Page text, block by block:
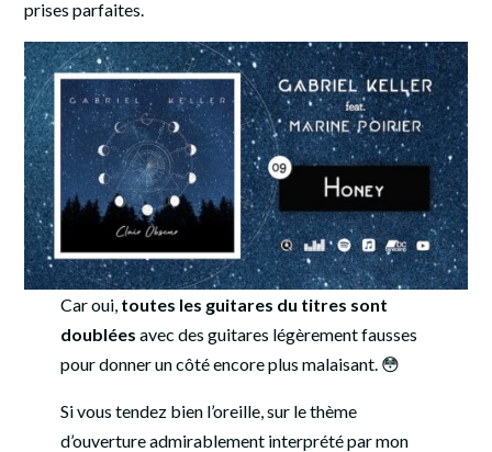
prises parfaites.
Car oui, toutes les guitares du titres sont
doublées avec des guitares légèrement fausses
pour donner un côté encore plus malaisant. 😳
Si vous tendez bien l’oreille, sur le thème
d’ouverture admirablement interprété par mon